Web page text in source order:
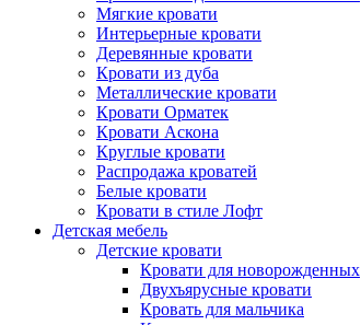
Мягкие кровати
Интерьерные кровати
Деревянные кровати
Кровати из дуба
Металлические кровати
Кровати Орматек
Кровати Аскона
Круглые кровати
Распродажа кроватей
Белые кровати
Кровати в стиле Лофт
Детская мебель
Детские кровати
Кровати для новорожденных
Двухъярусные кровати
Кровать для мальчика